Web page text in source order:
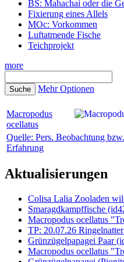
BS: Mahachai oder die
Fixierung eines Allels
MOc: Vorkommen
Luftatmende Fische
Teichprojekt
more
Mehr Optionen
Macropodus
ocellatus
Quelle: Pers. Beobachtung bzw.
Erfahrung
Aktualisierungen
Colisa Lalia Zooladen
Smaragdkampffische
Macropodus ocellatus
TP: 20.07.26
Grünzügelpapagei Paar
Macropodus ocellatus